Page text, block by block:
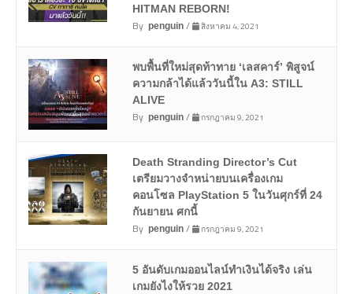
HITMAN REBORN!
By penguin/ สิงหาคม 4, 2021
พบพื้นที่ใหม่สุดท้าทาย ‘เลสคาร์’ พิสูจน์
ความกล้าได้แล้ววันนี้ใน A3: STILL
ALIVE
By penguin/ กรกฎาคม 9, 2021
Death Stranding Director’s Cut
เตรียมวางจำหน่ายบนเครื่องเกม
คอนโซล PlayStation 5 ในวันศุกร์ที่ 24
กันยายน ศกนี้
By penguin/ กรกฎาคม 9, 2021
5 อันดับเกมออนไลน์ทำเงินได้จริง เล่น
เกมยังไงให้รวย 2021